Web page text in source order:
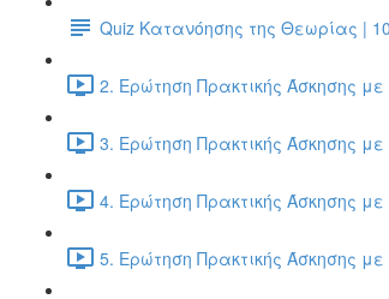
Quiz Κατανόησης της Θεωρίας |
2. Ερώτηση Πρακτικής Άσκησης
3. Ερώτηση Πρακτικής Άσκησης
4. Ερώτηση Πρακτικής Άσκησης
5. Ερώτηση Πρακτικής Άσκησης